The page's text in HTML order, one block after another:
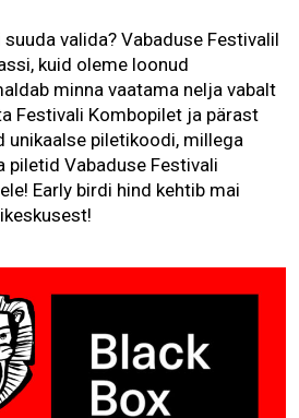
valida? Vabaduse Festivalil
kuid oleme loonud
minna vaatama nelja vabalt
Festivali Kombopilet ja pärast
piletikoodi, millega
piletid Vabaduse Festivali
Early birdi hind kehtib mai